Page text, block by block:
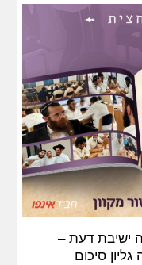
ישיבת דעת –
סיכום